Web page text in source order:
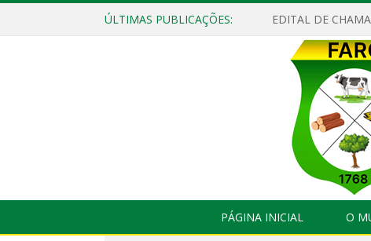
ÚLTIMAS PUBLICAÇÕES: EDITAL DE
PÁGINA INICIAL O